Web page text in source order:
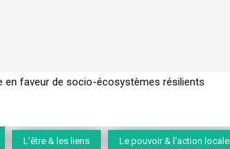
économique régénératif du vivant …
L'être & les liens Le pouvoir & l'action locale